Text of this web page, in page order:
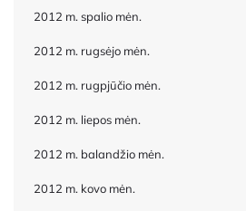
2012 m. spalio mėn.
2012 m. rugsėjo mėn.
2012 m. rugpjūčio mėn.
2012 m. liepos mėn.
2012 m. balandžio mėn.
2012 m. kovo mėn.